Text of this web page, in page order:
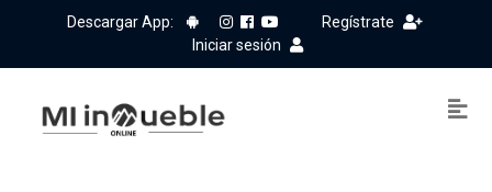
Descargar App:
Regístrate
Iniciar sesión